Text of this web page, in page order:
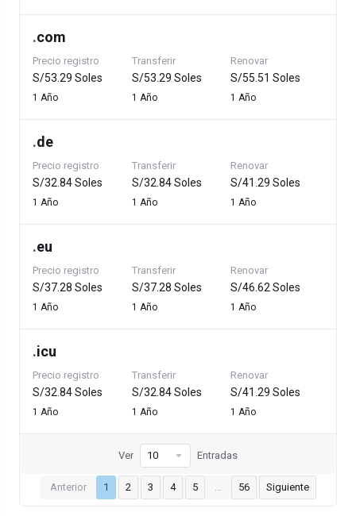
.com
Precio registro
S/53.29 Soles
1 Año
Transferir
S/53.29 Soles
1 Año
Renovar
S/55.51 Soles
1 Año
.de
Precio registro
S/32.84 Soles
1 Año
Transferir
S/32.84 Soles
1 Año
Renovar
S/41.29 Soles
1 Año
.eu
Precio registro
S/37.28 Soles
1 Año
Transferir
S/37.28 Soles
1 Año
Renovar
S/46.62 Soles
1 Año
.icu
Precio registro
S/32.84 Soles
1 Año
Transferir
S/32.84 Soles
1 Año
Renovar
S/41.29 Soles
1 Año
Anterior 1 2 3 4 5 … 56 Siguiente
Ver Entradas